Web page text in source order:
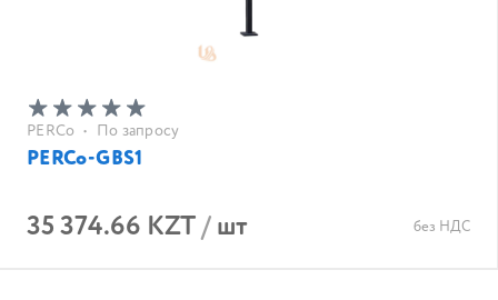
PERCo • По запросу
PERCo-GBS1
35 374.66 KZT/шт без НДС